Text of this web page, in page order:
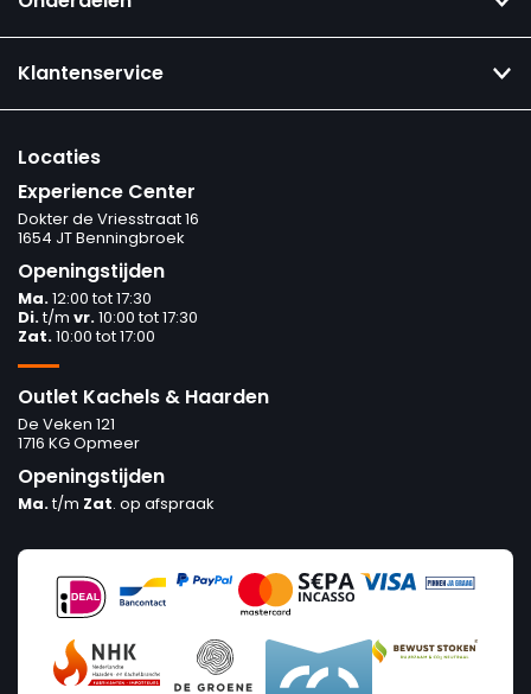
Klantenservice
Locaties
Experience Center
Dokter de Vriesstraat 16
1654 JT Benningbroek
Openingstijden
Ma.12:00 tot 17:30
Di.t/m vr.10:00 tot 17:30
Zat.10:00 tot 17:00
Outlet Kachels & Haarden
De Veken 121
1716 KG Opmeer
Openingstijden
Ma.t/m Zat. op afspraak